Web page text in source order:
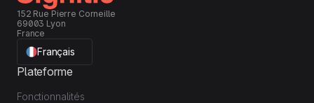
152 Rue Pierre Corneille
69003 Lyon
France
Français
Plateforme
Fonctionnalités